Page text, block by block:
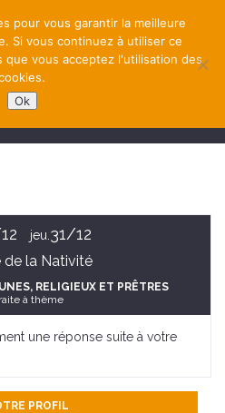
jeu. 31/12
de la Nativité
, RELIGIEUX ET PRÊTRES
à thème
une réponse suite à votre
PROFIL
pour vous garantir la meilleure
Si vous continuez à utiliser ce
que vous acceptez l'utilisation des
Ok